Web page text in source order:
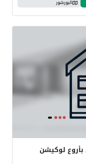
البورشور
بأروع لوكيشن